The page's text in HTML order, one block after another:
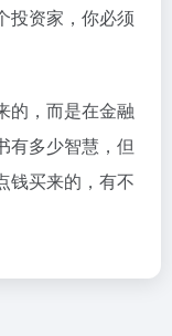
投资家，你必须
的，而是在金融
有多少智慧，但
钱买来的，有不